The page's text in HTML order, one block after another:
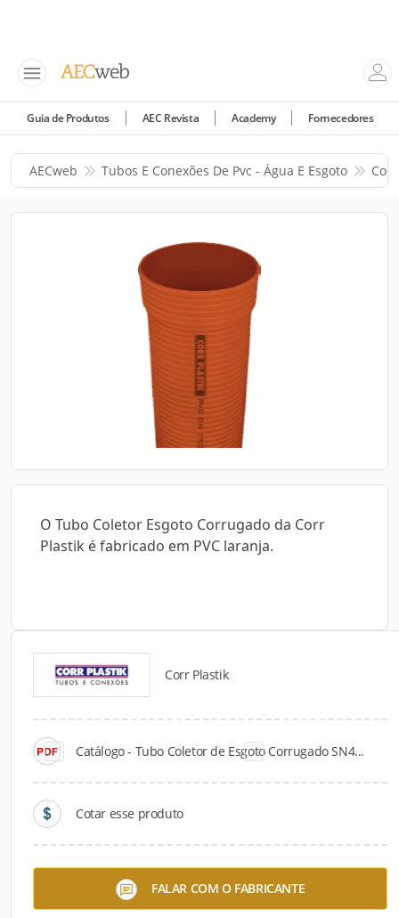
Guia de Produtos AEC Revista Academy Fornecedores
AECweb Tubos E Conexões De Pvc - Água E Esgoto
O Tubo Coletor Esgoto Corrugado da Corr
Plastik é fabricado em PVC laranja.
Corr Plastik
Catálogo - Tubo Coletor de Esgoto Corrugado SN4...
Cotar esse produto
FALAR COM O FABRICANTE
Catálogos para Download
Curva 90° PN80 PB 125 mm
Corr Plastik